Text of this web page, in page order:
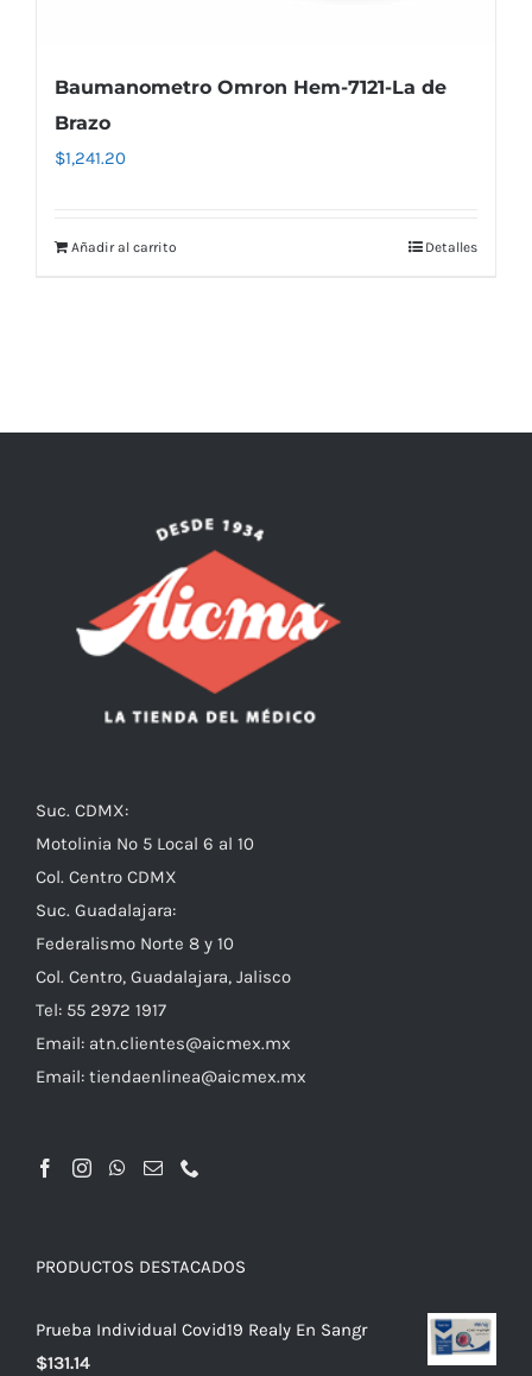
Baumanometro Omron Hem-7121-La de
Brazo
$1,241.20
Añadir al carrito Detalles
Suc. CDMX:
Motolinia No 5 Local 6 al 10
Col. Centro CDMX
Suc. Guadalajara:
Federalismo Norte 8 y 10
Col. Centro, Guadalajara, Jalisco
Tel: 55 2972 1917
Email: atn.clientes@aicmex.mx
Email: tiendaenlinea@aicmex.mx
PRODUCTOS DESTACADOS
Prueba Individual Covid19 Realy En Sangr
$131.14